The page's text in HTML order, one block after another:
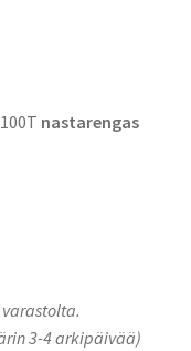
nastarengas
3-4 arkipäivää)